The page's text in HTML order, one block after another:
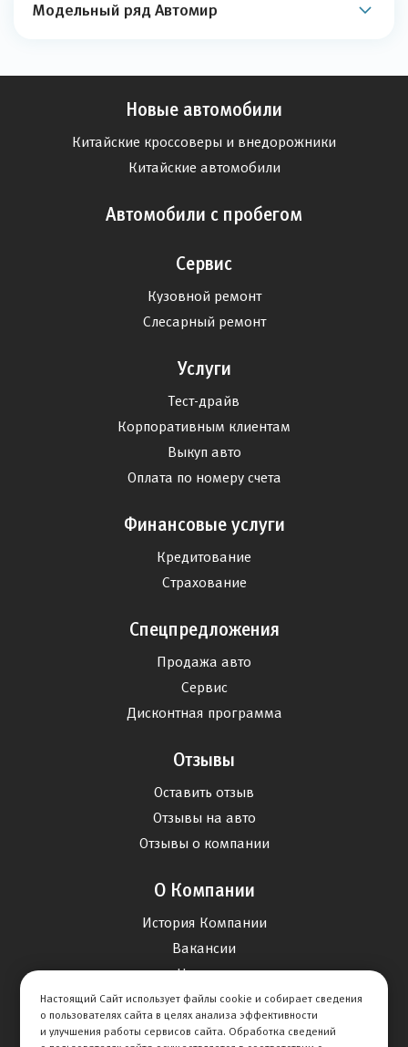
Модельный ряд Автомир
Новые автомобили
Китайские кроссоверы и внедорожники
Китайские автомобили
Автомобили с пробегом
Сервис
Кузовной ремонт
Слесарный ремонт
Услуги
Тест-драйв
Корпоративным клиентам
Выкуп авто
Оплата по номеру счета
Финансовые услуги
Кредитование
Страхование
Спецпредложения
Продажа авто
Сервис
Дисконтная программа
Отзывы
Оставить отзыв
Отзывы на авто
Отзывы о компании
О Компании
История Компании
Вакансии
Новости
Карта сайта
Настоящий Сайт использует файлы cookie и собирает сведения
о пользователях сайта в целях анализа эффективности
и улучшения работы сервисов сайта. Обработка сведений